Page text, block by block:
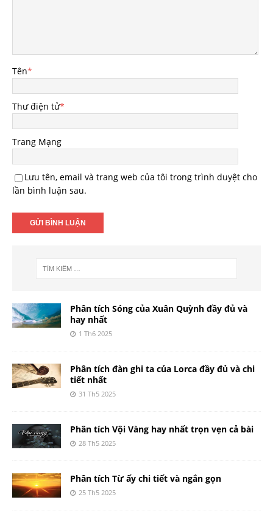
Tên*
Thư điện tử*
Trang Mạng
Lưu tên, email và trang web của tôi trong trình duyệt cho
lần bình luận sau.
Phân tích Sóng của Xuân Quỳnh đầy đủ và
hay nhất
1 Th6 2025
Phân tích đàn ghi ta của Lorca đầy đủ và chi
tiết nhất
31 Th5 2025
Phân tích Vội Vàng hay nhất trọn vẹn cả bài
28 Th5 2025
Phân tích Từ ấy chi tiết và ngắn gọn
25 Th5 2025